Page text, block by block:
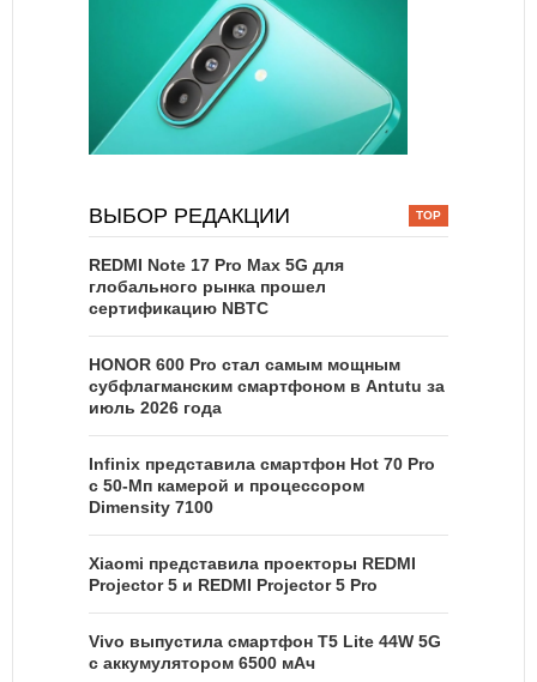
ВЫБОР РЕДАКЦИИ
REDMI Note 17 Pro Max 5G для
глобального рынка прошел
сертификацию NBTC
HONOR 600 Pro стал самым мощным
субфлагманским смартфоном в Antutu за
июль 2026 года
Infinix представила смартфон Hot 70 Pro
с 50-Мп камерой и процессором
Dimensity 7100
Xiaomi представила проекторы REDMI
Projector 5 и REDMI Projector 5 Pro
Vivo выпустила смартфон T5 Lite 44W 5G
с аккумулятором 6500 мАч